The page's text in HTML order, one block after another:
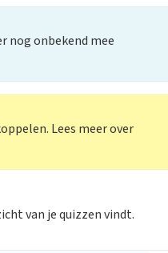
nog onbekend mee
Lees meer over
van je quizzen vindt.